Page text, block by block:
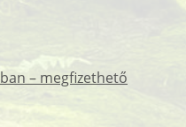
– megfizethető